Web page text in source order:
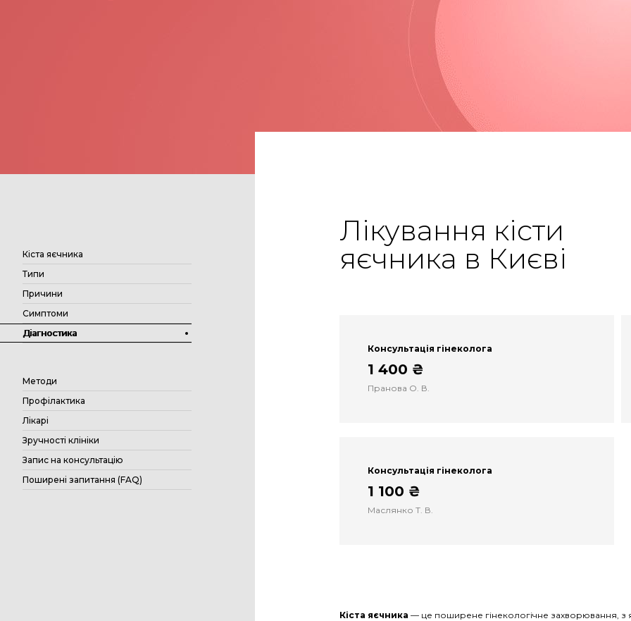
Кіста яєчника
Типи
Причини
Симптоми
Діагностика
Методи
Профілактика
Лікарі
Зручності клініки
Запис на консультацію
Поширені запитання (FAQ)
Лікування кісти
яєчника в Києві
Консультація гінеколога
1 400 ₴
Пранова О. В.
Консультація гінеколога
1 100 ₴
Маслянко Т. В.
Кіста яєчника — це поширене гінекологічне захворювання, з